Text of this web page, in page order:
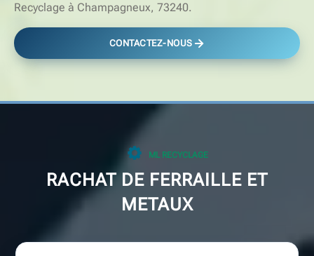
Recyclage à Champagneux, 73240.
CONTACTEZ-NOUS
ML RECYCLAGE
RACHAT DE FERRAILLE ET
METAUX